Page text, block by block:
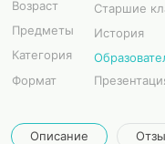
Возраст
Старшие
Предметы
История
Категория
Формат
Описание